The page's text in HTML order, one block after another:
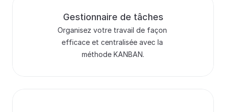
Gestionnaire de tâches
Organisez votre travail de façon
efficace et centralisée avec la
méthode KANBAN.